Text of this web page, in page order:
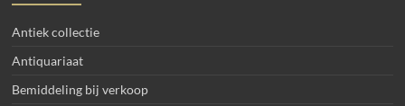
Antiek collectie
Antiquariaat
Bemiddeling bij verkoop